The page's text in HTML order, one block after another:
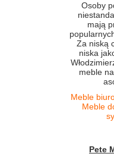
Osoby
mają
Za niską
niska
meble
Meble
Meble
Pete